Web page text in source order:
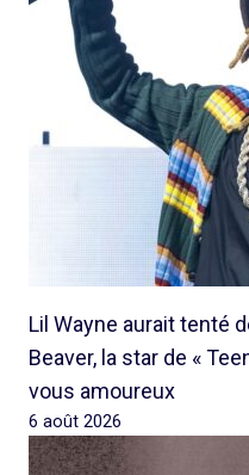
Lil Wayne aurait tenté
Beaver, la star de «
vous amoureux
6 août 2026